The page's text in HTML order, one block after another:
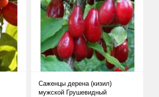
Саженцы дерена (кизил)
мужской Грушевидный